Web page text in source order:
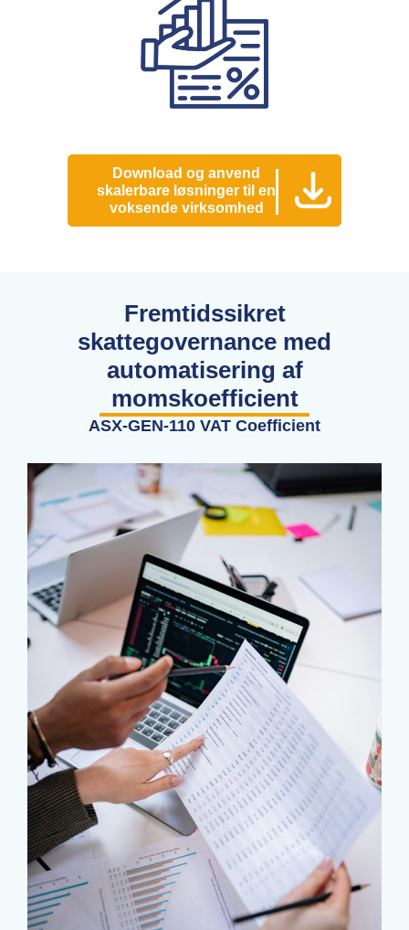
Download og anvend
skalerbare løsninger til en
voksende virksomhed
Fremtidssikret
skattegovernance med
automatisering af
momskoefficient
ASX-GEN-110 VAT Coefficient